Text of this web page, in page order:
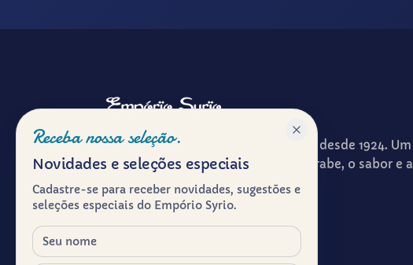
Patrimônio gastronômico e cultural desde 1924. Um
ponto de encontro entre a cultura árabe, o sabor e a
experiência de receber à mesa.
Herança viva.
Receba nossa seleção.
Novidades e seleções especiais
Cadastre-se para receber novidades, sugestões e
seleções especiais do Empório Syrio.
Nome